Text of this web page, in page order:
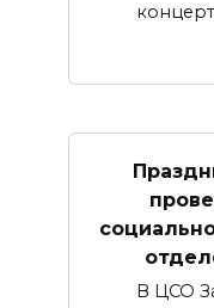
В ЦСО